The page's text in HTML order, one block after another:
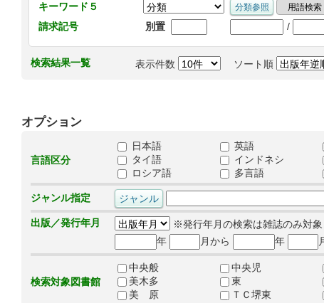
キーワード５
請求記号
別置 /
検索結果一覧 表示件数 ソート順
オプション
言語区分
日本語 英語
タイ語
インドネシ
ロシア語
多言語
ジャンル指定
出版／発行年月
※発行年月の検索は雑誌のみ対象
年
月から 年
検索対象図書館
中央般 中央児
美木多
東
美 原
ＴＣ堺東